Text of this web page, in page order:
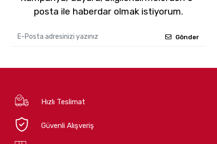
posta ile haberdar olmak istiyorum.
Gönder
Hızlı Teslimat
Güvenli Alışveriş